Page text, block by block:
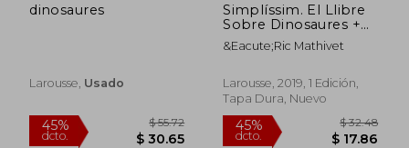
dinosaures
Larousse, Usado
Simplíssim. El Llibre
Sobre Dinosaures +
Fàcil del món
(Larousse - Infantil
&Eacute;Ric Mathivet
Larousse, 2019, 1 Edición,
Tapa Dura, Nuevo